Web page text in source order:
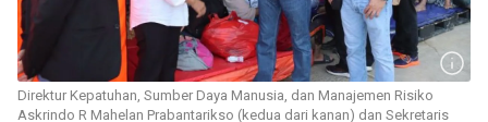
Direktur Kepatuhan, Sumber Daya Manusia, dan Manajemen Risiko
Askrindo R Mahelan Prabantarikso (kedua dari kanan) dan Sekretaris